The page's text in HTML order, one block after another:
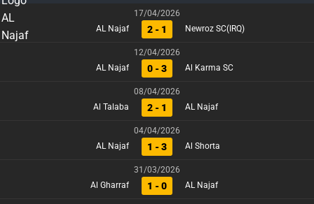
17/04/2026
AL Najaf
2 - 1 Newroz SC(IRQ)
12/04/2026
AL Najaf
0 - 3 Al Karma SC
08/04/2026
Al Talaba
2 - 1 AL Najaf
04/04/2026
AL Najaf
1 - 3 Al Shorta
31/03/2026
Al Gharraf
1 - 0 AL Najaf